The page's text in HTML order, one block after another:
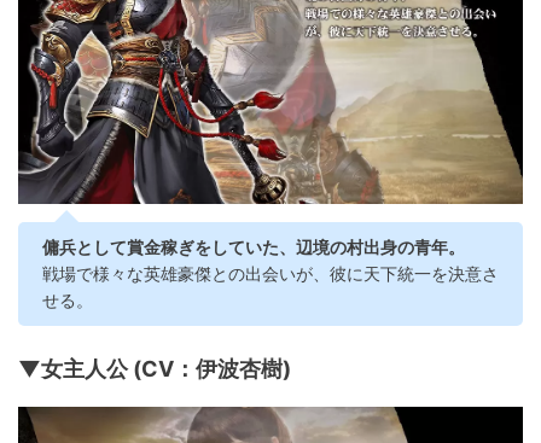
傭兵として賞金稼ぎをしていた、辺境の村出身の青年。
戦場で様々な英雄豪傑との出会いが、彼に天下統一を決意さ
せる。
▼女主人公 (CV：伊波杏樹)